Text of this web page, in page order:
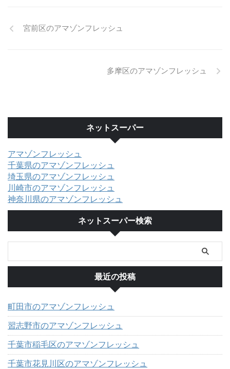
宮前区のアマゾンフレッシュ
多摩区のアマゾンフレッシュ
ネットスーパー
アマゾンフレッシュ
千葉県のアマゾンフレッシュ
埼玉県のアマゾンフレッシュ
川崎市のアマゾンフレッシュ
神奈川県のアマゾンフレッシュ
ネットスーパー検索
最近の投稿
町田市のアマゾンフレッシュ
習志野市のアマゾンフレッシュ
千葉市稲毛区のアマゾンフレッシュ
千葉市花見川区のアマゾンフレッシュ